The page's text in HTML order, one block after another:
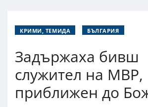
КРИМИ, ТЕМИДА БЪЛГАРИЯ
Задържаха бивш
служител на МВР,
приближен до